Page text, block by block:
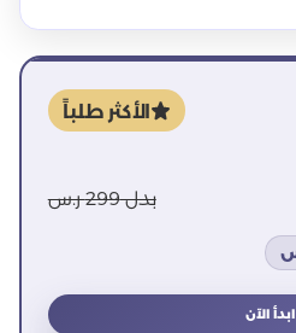
الأكثر طلباً
بدل 299 ر.س
ابدأ الآن